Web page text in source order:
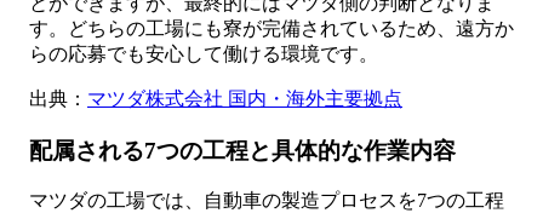
す。どちらの工場にも寮が完備されているため、遠方か
らの応募でも安心して働ける環境です。
出典： マツダ株式会社 国内・海外主要拠点
配属される7つの工程と具体的な作業内容
マツダの工場では、自動車の製造プロセスを7つの工程